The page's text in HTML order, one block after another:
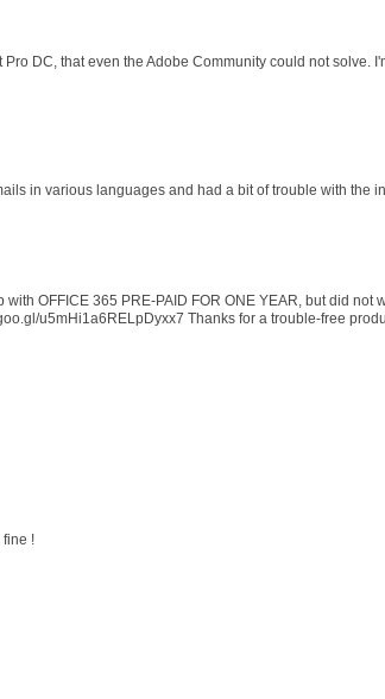
DC, that even the Adobe Community could not solve.
in various languages and had a bit of trouble with the
OFFICE 365 PRE-PAID FOR ONE YEAR, but did
u5mHi1a6RELpDyxx7 Thanks for a trouble-free
fine !